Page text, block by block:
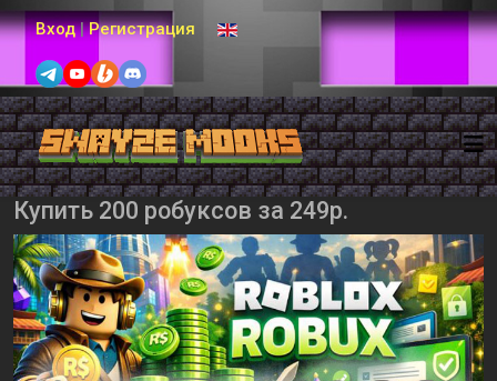
Вход | Регистрация Выберите язык
Купить 200 робуксов за 249р.